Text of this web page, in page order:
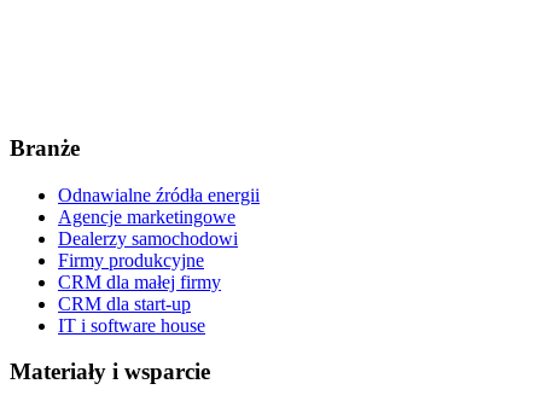
Branże
Odnawialne źródła energii
Agencje marketingowe
Dealerzy samochodowi
Firmy produkcyjne
CRM dla małej firmy
CRM dla start-up
IT i software house
Materiały i wsparcie